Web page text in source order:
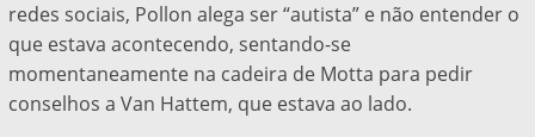
redes sociais, Pollon alega ser “autista” e não entender o
que estava acontecendo, sentando-se
momentaneamente na cadeira de Motta para pedir
conselhos a Van Hattem, que estava ao lado.